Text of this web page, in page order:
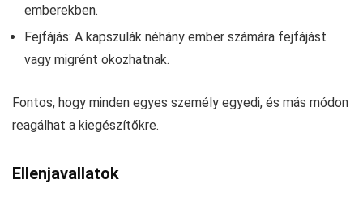
emberekben.
Fejfájás: A kapszulák néhány ember számára fejfájást
vagy migrént okozhatnak.
Fontos, hogy minden egyes személy egyedi, és más módon
reagálhat a kiegészítőkre.
Ellenjavallatok